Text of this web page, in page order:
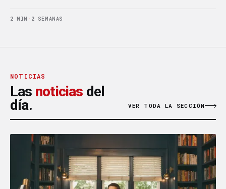
2 MIN · 2 SEMANAS
NOTICIAS
Las noticias del
día.
VER TODA LA SECCIÓN